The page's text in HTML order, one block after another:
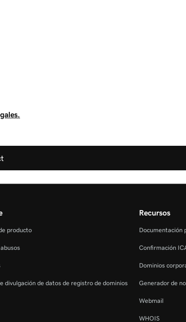
producto
divulgación de datos de registro de dominios
Recursos
Documentación
Confirmación
Dominios
Generador de
Webmail
WHOIS